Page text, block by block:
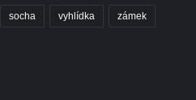
socha vyhlídka zámek